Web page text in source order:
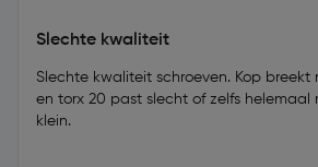
Slechte kwaliteit
Slechte kwaliteit schroeven. Kop
en torx 20 past slecht of zelfs helemaal
klein.